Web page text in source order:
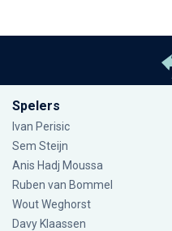
Spelers
Ivan Perisic
Sem Steijn
Anis Hadj Moussa
Ruben van Bommel
Wout Weghorst
Davy Klaassen